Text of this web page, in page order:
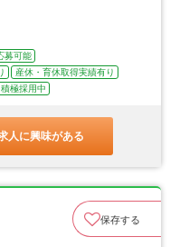
募可能
産休・育休取得実績有り
積極採用中
人に興味がある
保存する